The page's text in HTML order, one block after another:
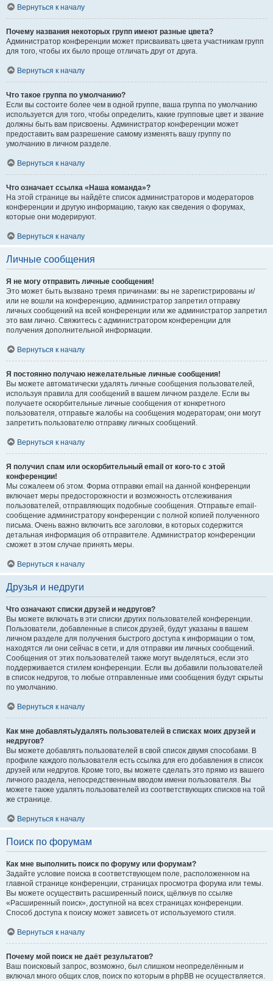
Вернуться к началу
Почему названия некоторых групп имеют разные цвета?
Администратор конференции может присваивать цвета участникам групп
для того, чтобы их было проще отличать друг от друга.
Вернуться к началу
Что такое группа по умолчанию?
Если вы состоите более чем в одной группе, ваша группа по умолчанию
используется для того, чтобы определить, какие групповые цвет и звание
должны быть вам присвоены. Администратор конференции может
предоставить вам разрешение самому изменять вашу группу по
умолчанию в личном разделе.
Вернуться к началу
Что означает ссылка «Наша команда»?
На этой странице вы найдёте список администраторов и модераторов
конференции и другую информацию, такую как сведения о форумах,
которые они модерируют.
Вернуться к началу
Личные сообщения
Я не могу отправить личные сообщения!
Это может быть вызвано тремя причинами: вы не зарегистрированы и/
или не вошли на конференцию, администратор запретил отправку
личных сообщений на всей конференции или же администратор запретил
это вам лично. Свяжитесь с администратором конференции для
получения дополнительной информации.
Вернуться к началу
Я постоянно получаю нежелательные личные сообщения!
Вы можете автоматически удалять личные сообщения пользователей,
используя правила для сообщений в вашем личном разделе. Если вы
получаете оскорбительные личные сообщения от конкретного
пользователя, отправьте жалобы на сообщения модераторам; они могут
запретить пользователю отправку личных сообщений.
Вернуться к началу
Я получил спам или оскорбительный email от кого-то с этой
конференции!
Мы сожалеем об этом. Форма отправки email на данной конференции
включает меры предосторожности и возможность отслеживания
пользователей, отправляющих подобные сообщения. Отправьте email-
сообщение администратору конференции с полной копией полученного
письма. Очень важно включить все заголовки, в которых содержится
детальная информация об отправителе. Администратор конференции
сможет в этом случае принять меры.
Вернуться к началу
Друзья и недруги
Что означают списки друзей и недругов?
Вы можете включать в эти списки других пользователей конференции.
Пользователи, добавленные в список друзей, будут указаны в вашем
личном разделе для получения быстрого доступа к информации о том,
находятся ли они сейчас в сети, и для отправки им личных сообщений.
Сообщения от этих пользователей также могут выделяться, если это
поддерживается стилем конференции. Если вы добавили пользователей
в список недругов, то любые отправленные ими сообщения будут скрыты
по умолчанию.
Вернуться к началу
Как мне добавлять/удалять пользователей в списках моих друзей и
недругов?
Вы можете добавлять пользователей в свой список двумя способами. В
профиле каждого пользователя есть ссылка для его добавления в список
друзей или недругов. Кроме того, вы можете сделать это прямо из вашего
личного раздела, непосредственным вводом имени пользователя. Вы
можете также удалять пользователей из соответствующих списков на той
же странице.
Вернуться к началу
Поиск по форумам
Как мне выполнить поиск по форуму или форумам?
Задайте условие поиска в соответствующем поле, расположенном на
главной странице конференции, страницах просмотра форума или темы.
Вы можете осуществить расширенный поиск, щёлкнув по ссылке
«Расширенный поиск», доступной на всех страницах конференции.
Способ доступа к поиску может зависеть от используемого стиля.
Вернуться к началу
Почему мой поиск не даёт результатов?
Ваш поисковый запрос, возможно, был слишком неопределённым и
включал много общих слов, поиск по которым в phpBB не осуществляется.